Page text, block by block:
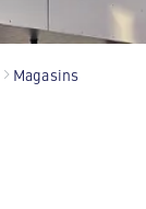
Magasins